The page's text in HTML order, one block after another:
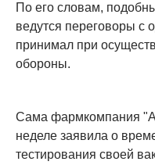
По его словам,
ведутся переговоры
принимал при
обороны.
Сама фармкомпания
неделе заявила о
тестирования своей